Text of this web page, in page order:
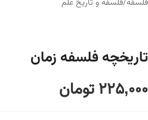
فلسفه/فلسفه و تاریخ علم
تاریخچه فلسفه زمان
225,000تومان